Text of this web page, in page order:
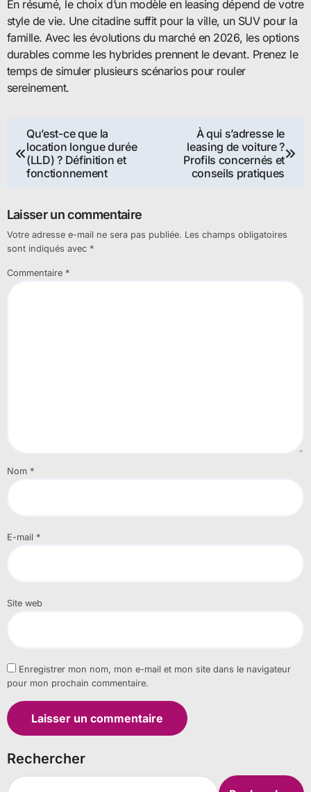
En résumé, le choix d’un modèle en leasing dépend de votre
style de vie. Une citadine suffit pour la ville, un SUV pour la
famille. Avec les évolutions du marché en 2026, les options
durables comme les hybrides prennent le devant. Prenez le
temps de simuler plusieurs scénarios pour rouler
sereinement.
Navigation
de
l’article
Qu’est-ce que la
location longue durée
(LLD) ? Définition et
fonctionnement
À qui s’adresse le
leasing de voiture ?
Profils concernés et
conseils pratiques
Laisser un commentaire
Votre adresse e-mail ne sera pas publiée. Les champs obligatoires
sont indiqués avec *
Commentaire *
Nom *
E-mail *
Site web
Enregistrer mon nom, mon e-mail et mon site dans le navigateur
pour mon prochain commentaire.
Rechercher